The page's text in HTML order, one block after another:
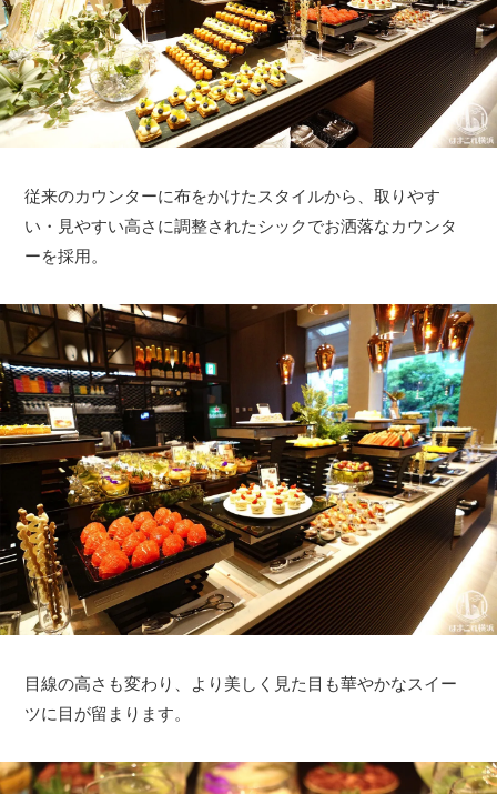
従来のカウンターに布をかけたスタイルから、取りやす
い・見やすい高さに調整されたシックでお洒落なカウンタ
ーを採用。
目線の高さも変わり、より美しく見た目も華やかなスイー
ツに目が留まります。